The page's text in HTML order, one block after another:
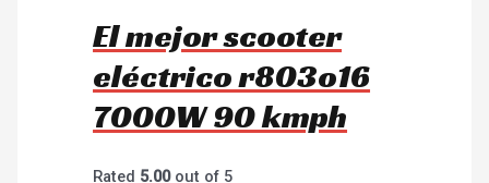
El mejor scooter
eléctrico r803o16
7000W 90 kmph
Rated 5.00out of 5